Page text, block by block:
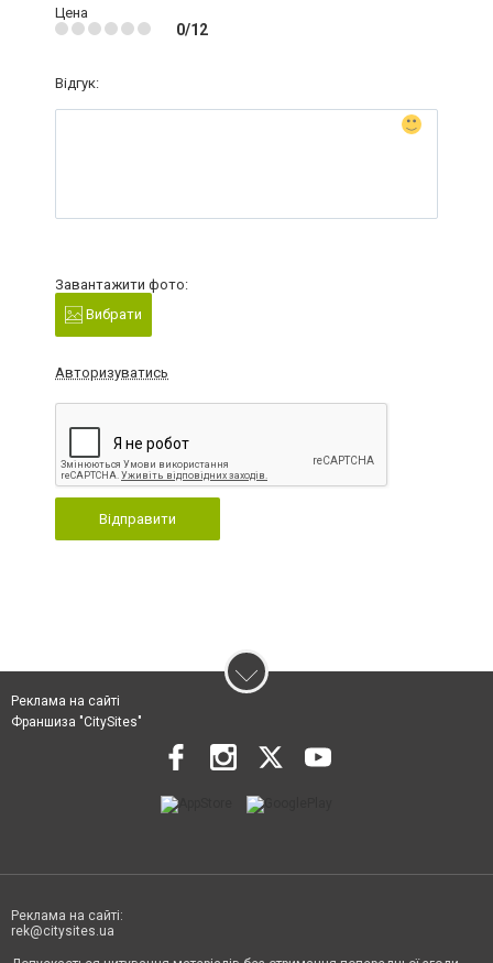
Цена
0/12
Відгук:
Завантажити фото:
Вибрати
Авторизуватись
Відправити
Реклама на сайті
Франшиза "CitySites"
Реклама на сайті:
rek@citysites.ua